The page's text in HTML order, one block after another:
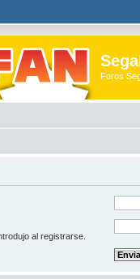
Foros
al registrarse.